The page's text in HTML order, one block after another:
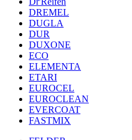
DREMEL
DUGLA
DUR
DUXONE
ECO
ELEMENTA
ETARI
EUROCEL
EUROCLEAN
EVERCOAT
FASTMIX